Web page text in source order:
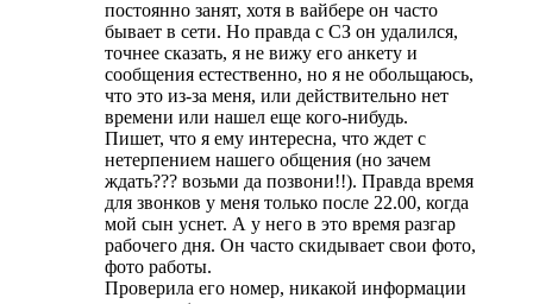
постоянно занят, хотя в вайбере он часто
бывает в сети. Но правда с СЗ он удалился,
точнее сказать, я не вижу его анкету и
сообщения естественно, но я не обольщаюсь,
что это из-за меня, или действительно нет
времени или нашел еще кого-нибудь.
Пишет, что я ему интересна, что ждет с
нетерпением нашего общения (но зачем
ждать??? возьми да позвони!!). Правда время
для звонков у меня только после 22.00, когда
мой сын уснет. А у него в это время разгар
рабочего дня. Он часто скидывает свои фото,
фото работы.
Проверила его номер, никакой информации